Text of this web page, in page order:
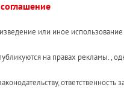
или иное использование
на правах рекламы. ,
ответственность